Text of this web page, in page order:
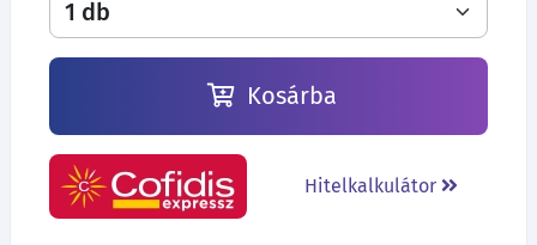
Kosárba
Hitelkalkulátor